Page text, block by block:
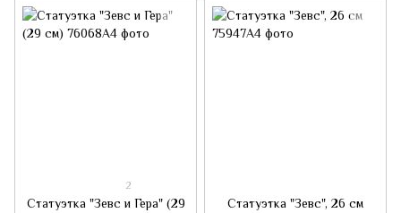
2
Статуэтка "Зевс и Гера" (29
Статуэтка "Зевс", 26 см